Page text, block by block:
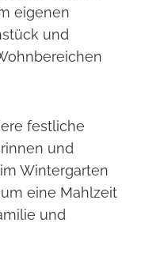
eigenen
und
festliche
und
Wintergarten
eine Mahlzeit
und